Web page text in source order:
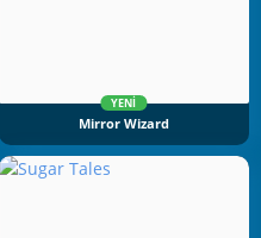
YENI
Mirror Wizard